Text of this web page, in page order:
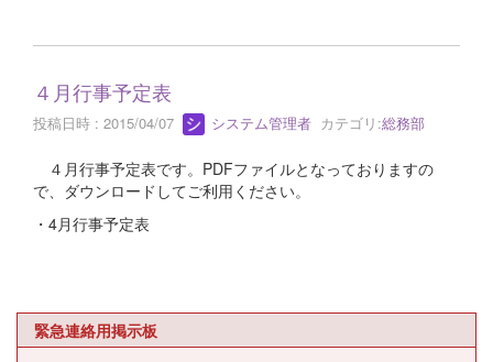
４月行事予定表
投稿日時 : 2015/04/07 システム管理者 カテゴリ:総務部
４月行事予定表です。PDFファイルとなっておりますの
で、ダウンロードしてご利用ください。
・4月行事予定表
緊急連絡用掲示板